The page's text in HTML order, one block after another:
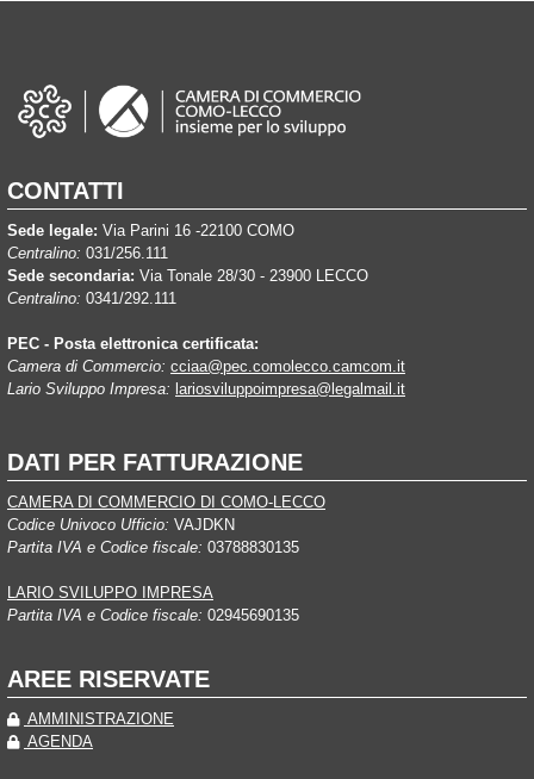
CONTATTI
Sede legale: Via Parini 16 -22100 COMO
Centralino: 031/256.111
Sede secondaria: Via Tonale 28/30 - 23900 LECCO
Centralino: 0341/292.111
PEC - Posta elettronica certificata:
Camera di Commercio: cciaa@pec.comolecco.camcom.it
Lario Sviluppo Impresa: lariosviluppoimpresa@legalmail.it
DATI PER FATTURAZIONE
CAMERA DI COMMERCIO DI COMO-LECCO
Codice Univoco Ufficio: VAJDKN
Partita IVA e Codice fiscale: 03788830135
LARIO SVILUPPO IMPRESA
Partita IVA e Codice fiscale: 02945690135
AREE RISERVATE
AMMINISTRAZIONE
AGENDA